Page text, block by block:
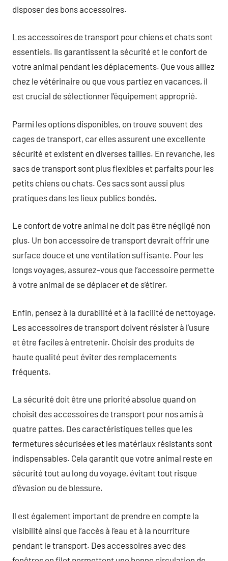
disposer des bons accessoires.
Les accessoires de transport pour chiens et chats sont
essentiels. Ils garantissent la sécurité et le confort de
votre animal pendant les déplacements. Que vous alliez
chez le vétérinaire ou que vous partiez en vacances, il
est crucial de sélectionner l’équipement approprié.
Parmi les options disponibles, on trouve souvent des
cages de transport, car elles assurent une excellente
sécurité et existent en diverses tailles. En revanche, les
sacs de transport sont plus flexibles et parfaits pour les
petits chiens ou chats. Ces sacs sont aussi plus
pratiques dans les lieux publics bondés.
Le confort de votre animal ne doit pas être négligé non
plus. Un bon accessoire de transport devrait offrir une
surface douce et une ventilation suffisante. Pour les
longs voyages, assurez-vous que l’accessoire permette
à votre animal de se déplacer et de s’étirer.
Enfin, pensez à la durabilité et à la facilité de nettoyage.
Les accessoires de transport doivent résister à l’usure
et être faciles à entretenir. Choisir des produits de
haute qualité peut éviter des remplacements
fréquents.
La sécurité doit être une priorité absolue quand on
choisit des accessoires de transport pour nos amis à
quatre pattes. Des caractéristiques telles que les
fermetures sécurisées et les matériaux résistants sont
indispensables. Cela garantit que votre animal reste en
sécurité tout au long du voyage, évitant tout risque
d’évasion ou de blessure.
Il est également important de prendre en compte la
visibilité ainsi que l’accès à l’eau et à la nourriture
pendant le transport. Des accessoires avec des